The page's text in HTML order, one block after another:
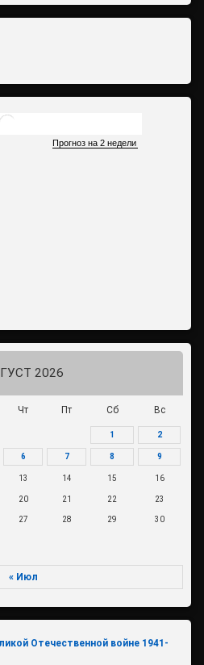
2026
Чт Пт Сб Вс
1 2
6 7 8 9
13 14 15 16
20 21 22 23
27 28 29 30
« Июл
Отечественной войне 1941-